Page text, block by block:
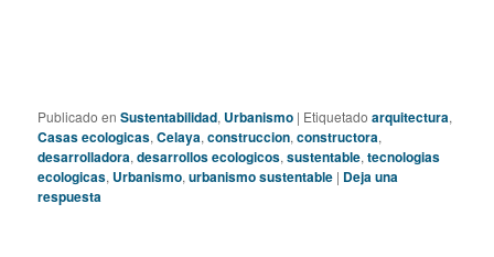
Publicado en Sustentabilidad, Urbanismo | Etiquetado arquitectura,
Casas ecologicas,Celaya,construccion,constructora,
desarrolladora,desarrollos ecologicos,sustentable,tecnologias
ecologicas, Urbanismo,urbanismo sustentable | Deja una
respuesta